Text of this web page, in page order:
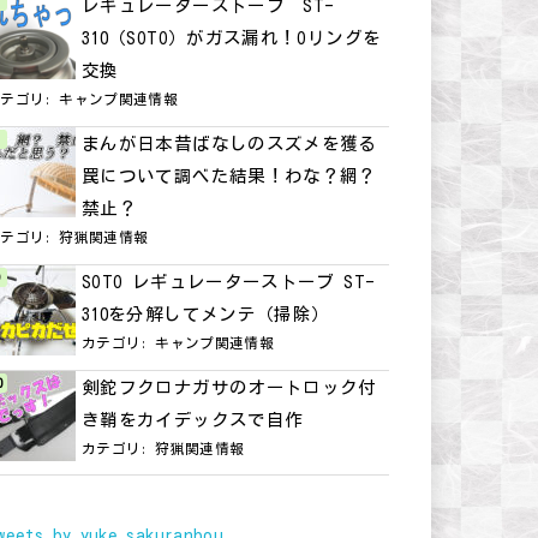
レギュレーターストーブ ST-
310（SOTO）がガス漏れ！Oリングを
交換
テゴリ:キャンプ関連情報
まんが日本昔ばなしのスズメを獲る
罠について調べた結果！わな？網？
禁止？
テゴリ:狩猟関連情報
SOTO レギュレーターストーブ ST-
310を分解してメンテ（掃除）
カテゴリ:キャンプ関連情報
剣鉈フクロナガサのオートロック付
き鞘をカイデックスで自作
カテゴリ:狩猟関連情報